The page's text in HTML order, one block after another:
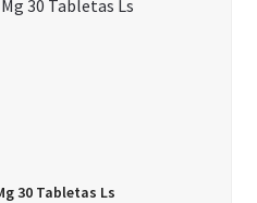
30 Tabletas Ls